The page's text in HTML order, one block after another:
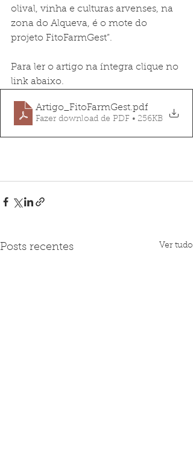
olival, vinha e culturas arvenses, na
zona do Alqueva, é o mote do
projeto FitoFarmGest”.
Para ler o artigo na íntegra clique no
link abaixo.
Artigo_FitoFarmGest.pdf
Fazer download de PDF • 256KB
Posts recentes Ver tudo